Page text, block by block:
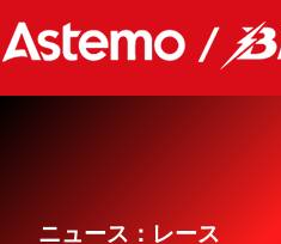
ニュース
ニュース：レース